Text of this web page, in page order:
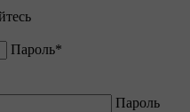
Пароль*
Пароль